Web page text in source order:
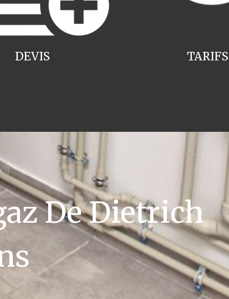
TARIFS
DEVIS
De Dietrich